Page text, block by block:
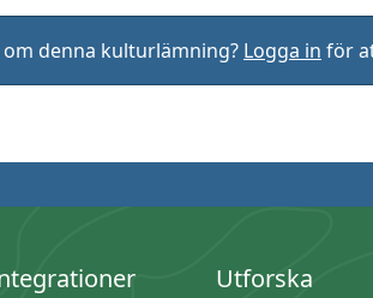
denna kulturlämning? Logga in för
Utforska